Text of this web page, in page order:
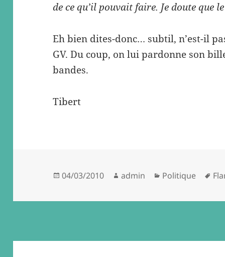
de ce qu’il pouvait faire. Je doute que
Eh bien dites-donc… subtil, n’est-il
GV. Du coup, on lui pardonne son
bandes.
Tibert
Posted
04/03/2010 Author
admin Categories
Politique